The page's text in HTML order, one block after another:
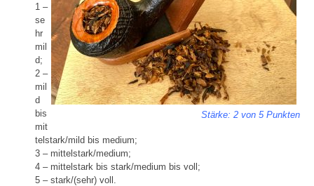
Stärke: 2 von 5 Punkten
1 –
se
hr
mil
d;
2 –
mil
d
bis
mit
telstark/mild bis medium;
3 – mittelstark/medium;
4 – mittelstark bis stark/medium bis voll;
5 – stark/(sehr) voll.